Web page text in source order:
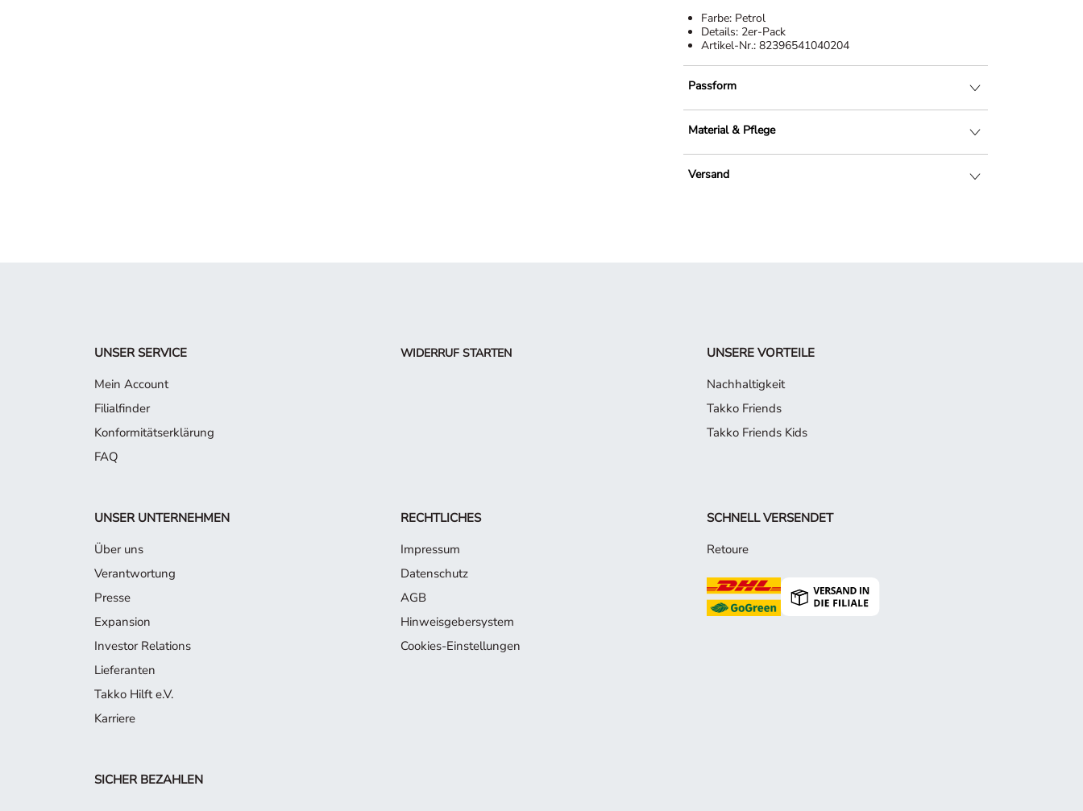
Farbe: Petrol
Details: 2er-Pack
Artikel-Nr.: 82396541040204
Passform
Material & Pflege
Versand
UNSER SERVICE
Mein Account
Filialfinder
Konformitätserklärung
FAQ
WIDERRUF STARTEN
UNSERE VORTEILE
Nachhaltigkeit
Takko Friends
Takko Friends Kids
UNSER UNTERNEHMEN
Über uns
Verantwortung
Presse
Expansion
Investor Relations
Lieferanten
Takko Hilft e.V.
Karriere
RECHTLICHES
Impressum
Datenschutz
AGB
Hinweisgebersystem
Cookies-Einstellungen
SCHNELL VERSENDET
Retoure
SICHER BEZAHLEN